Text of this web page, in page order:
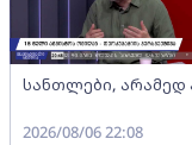
სანთლები, არამედ
2026/08/06 22:08